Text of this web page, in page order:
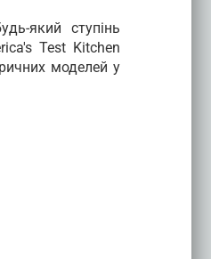
який ступінь
Test Kitchen
моделей у